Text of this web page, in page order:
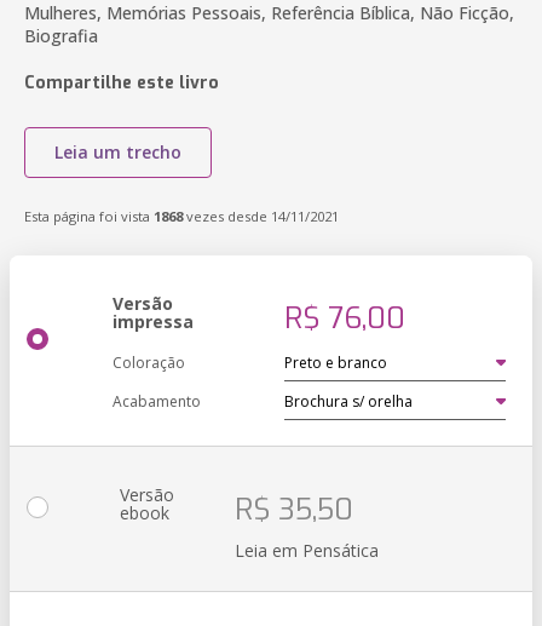
Mulheres, Memórias Pessoais, Referência Bíblica, Não Ficção,
Biografia
Compartilhe este livro
Leia um trecho
Esta página foi vista 1868vezes desde 14/11/2021
Versão
impressa R$ 76,00
Coloração
Acabamento
Versão
ebook R$ 35,50
Leia em Pensática